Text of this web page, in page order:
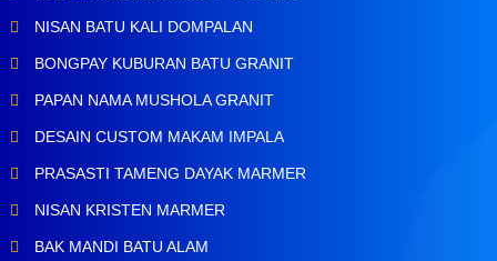
NISAN BATU KALI DOMPALAN
BONGPAY KUBURAN BATU GRANIT
PAPAN NAMA MUSHOLA GRANIT
DESAIN CUSTOM MAKAM IMPALA
PRASASTI TAMENG DAYAK MARMER
NISAN KRISTEN MARMER
BAK MANDI BATU ALAM